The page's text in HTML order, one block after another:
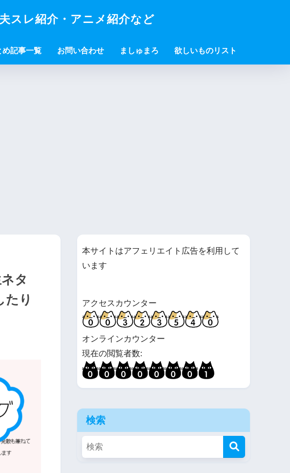
スレ紹介・アニメ紹介など
め記事一覧 お問い合わせ ましゅまろ 欲しいものリスト
タ
たり
本サイトはアフェリエイト広告を利用して
います
アクセスカウンター
オンラインカウンター
現在の閲覧者数:
検索